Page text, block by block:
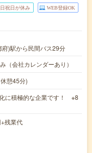
祝日が休み WEB登録OK
)駅から民間バス29分
会社カレンダーあり）
憩45分)
に積極的な企業です！ ※8
残業代